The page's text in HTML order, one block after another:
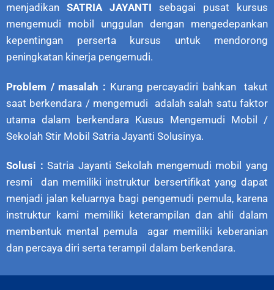
menjadikan SATRIA JAYANTI sebagai pusat kursus
mengemudi mobil unggulan dengan mengedepankan
kepentingan perserta kursus untuk mendorong
peningkatan kinerja pengemudi.
Problem / masalah : Kurang percayadiri bahkan takut
saat berkendara / mengemudi adalah salah satu faktor
utama dalam berkendara Kusus Mengemudi Mobil /
Sekolah Stir Mobil Satria Jayanti Solusinya.
Solusi : Satria Jayanti Sekolah mengemudi mobil yang
resmi dan memiliki instruktur bersertifikat yang dapat
menjadi jalan keluarnya bagi pengemudi pemula, karena
instruktur kami memiliki keterampilan dan ahli dalam
membentuk mental pemula agar memiliki keberanian
dan percaya diri serta terampil dalam berkendara.